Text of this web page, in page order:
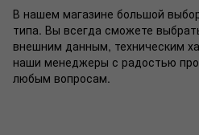
В нашем магазине большой
типа. Вы всегда сможете
внешним данным, техническим
наши менеджеры с радостью
любым вопросам.